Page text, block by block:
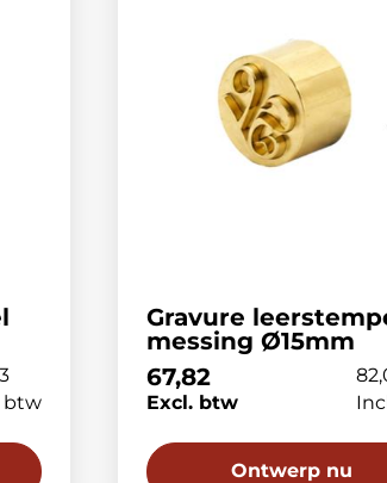
btw
Gravure
messing Ø15mm
67,82
Excl. btw
Ontwerp nu